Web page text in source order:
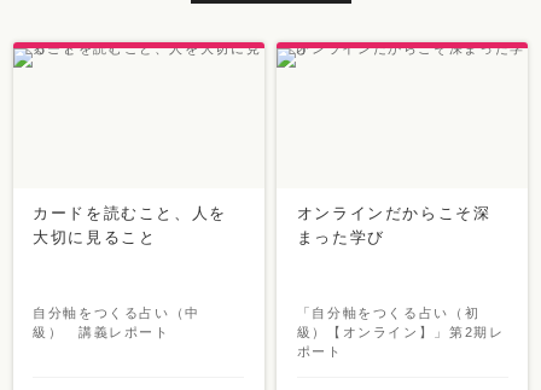
カードを読むこと、人を
大切に見ること
自分軸をつくる占い（中
級） 講義レポート
オンラインだからこそ深
まった学び
「自分軸をつくる占い（初
級）【オンライン】」第2期レ
ポート